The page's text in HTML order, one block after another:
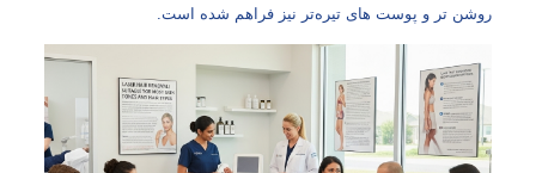
روشن‌ تر و پوست‌ های تیره‌تر نیز فراهم شده است.